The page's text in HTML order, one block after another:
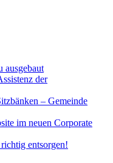
der
– Gemeinde
im neuen Corporate
entsorgen!